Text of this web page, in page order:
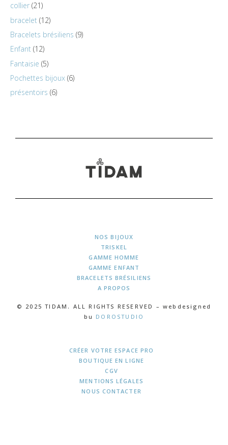
collier 21
bracelet 12
Bracelets brésiliens 9
Enfant 12
Fantaisie 5
Pochettes bijoux 6
présentoirs 6
NOS BIJOUX
TRISKEL
GAMME HOMME
GAMME ENFANT
BRACELETS BRÉSILIENS
A PROPOS
© 2025 TIDAM. ALL RIGHTS RESERVED – webdesigned
bu DOROSTUDIO
CRÉER VOTRE ESPACE PRO
BOUTIQUE EN LIGNE
CGV
MENTIONS LÉGALES
NOUS CONTACTER